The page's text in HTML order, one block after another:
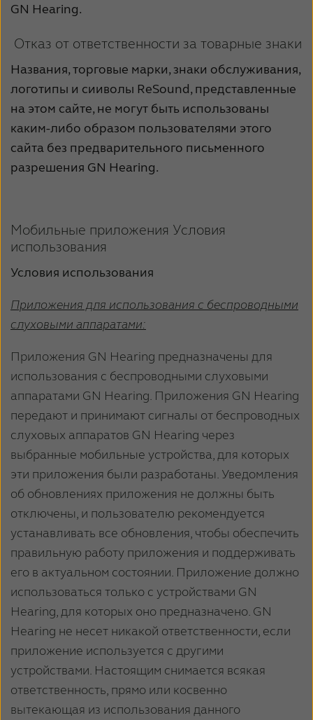
Suomi Sverige
United States Österreich
GN Hearing.
Отказ от ответственности за товарные знаки
Названия, торговые марки, знаки обслуживания,
логотипы и сииволы ReSound, представленные
на этом сайте, не могут быть использованы
каким-либо образом пользователями этого
сайта без предварительного письменного
разрешения GN Hearing.
Мобильные приложения Условия
использования
Условия использования
Приложения для использования с беспроводными
слуховыми аппаратами:
Приложения GN Hearing предназначены для
использования с беспроводными слуховыми
аппаратами GN Hearing. Приложения GN Hearing
передают и принимают сигналы от беспроводных
слуховых аппаратов GN Hearing через
выбранные мобильные устройства, для которых
эти приложения были разработаны. Уведомления
об обновлениях приложения не должны быть
отключены, и пользователю рекомендуется
устанавливать все обновления, чтобы обеспечить
правильную работу приложения и поддерживать
его в актуальном состоянии. Приложение должно
использоваться только с устройствами GN
Hearing, для которых оно предназначено. GN
Hearing не несет никакой ответственности, если
приложение используется с другими
устройствами. Настоящим снимается всякая
ответственность, прямо или косвенно
вытекающая из использования данного